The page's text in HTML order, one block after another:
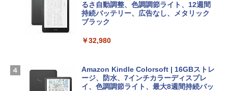
13インチノートブック：AIとApple Intell
igence、13.6インチLiquid Retinaディ
スプレイ、24GBユニファイドメモリ、1
ームカメラ、日本語キーボード、Touch I
￥298,901
￥39,582
定バーチャルアイテムを含む】 【オンラ
￥3,200
￥99
FM TOWNS ハイパー・カタログ: 本体ハ
￥1,600
るさ自動調整、色調調節ライト、12週間
持続バッテリー、広告なし、メタリック
ブラック
￥32,980
Amazon Kindle Colorsoft | 16GBストレ
ージ、防水、7インチカラーディスプレ
イ、色調調節ライト、最大8週間持続バッ